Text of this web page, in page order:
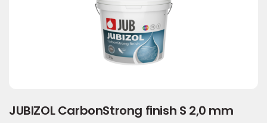
JUBIZOL CarbonStrong finish S 2,0 mm